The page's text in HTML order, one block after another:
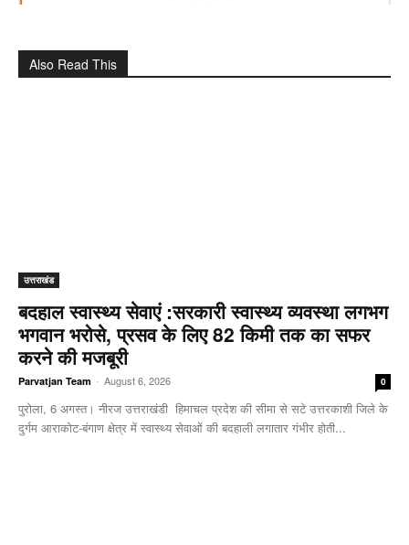
Also Read This
उत्तराखंड
बदहाल स्वास्थ्य सेवाएं :सरकारी स्वास्थ्य व्यवस्था लगभग
भगवान भरोसे, प्रसव के लिए 82 किमी तक का सफर
करने की मजबूरी
Parvatjan Team - August 6, 2026 0
पुरोला, 6 अगस्त। नीरज उत्तराखंडी हिमाचल प्रदेश की सीमा से सटे उत्तरकाशी जिले के
दुर्गम आराकोट-बंगाण क्षेत्र में स्वास्थ्य सेवाओं की बदहाली लगातार गंभीर होती...